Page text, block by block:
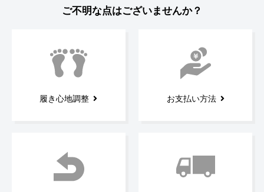
ご不明な点はございませんか？
履き心地調整 お支払い方法